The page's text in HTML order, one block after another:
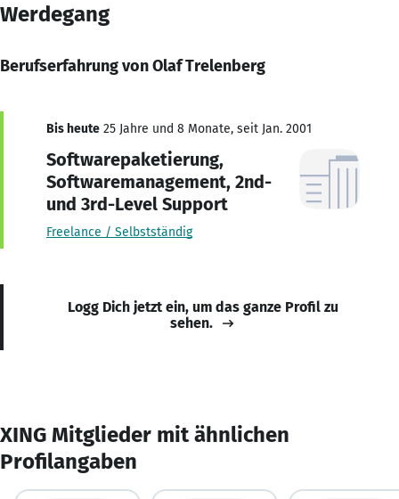
Werdegang
Berufserfahrung von Olaf Trelenberg
Bis heute 25 Jahre und 8 Monate, seit Jan. 2001
Softwarepaketierung,
Softwaremanagement, 2nd-
und 3rd-Level Support
Freelance / Selbstständig
Logg Dich jetzt ein, um das ganze Profil zu
sehen.
XING Mitglieder mit ähnlichen
Profilangaben